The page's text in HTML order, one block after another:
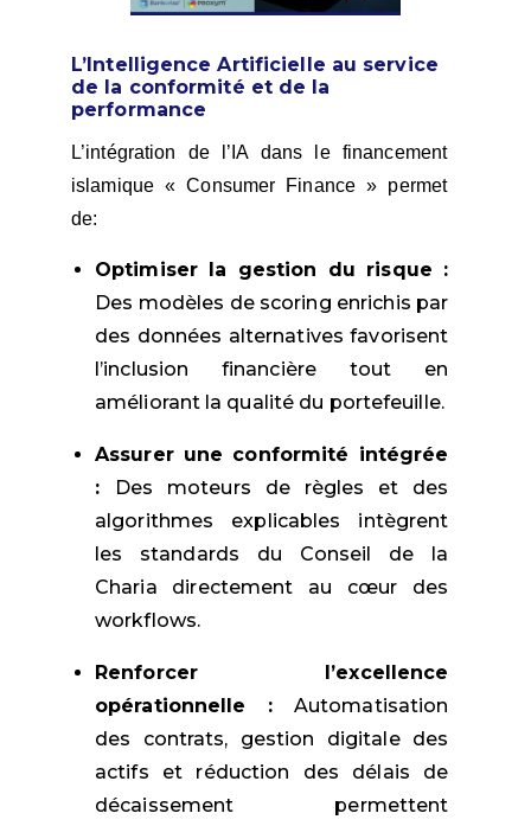
L’Intelligence Artificielle au service
de la conformité et de la
performance
L’intégration de l’IA dans le financement
islamique « Consumer Finance » permet
de:
Optimiser la gestion du risque :
Des modèles de scoring enrichis par
des données alternatives favorisent
l’inclusion financière tout en
améliorant la qualité du portefeuille.
Assurer une conformité intégrée
:
Des moteurs de règles et des
algorithmes explicables intègrent
les standards du Conseil de la
Charia directement au cœur des
workflows.
Renforcer l’excellence
opérationnelle : Automatisation
des contrats, gestion digitale des
actifs et réduction des délais de
décaissement permettent